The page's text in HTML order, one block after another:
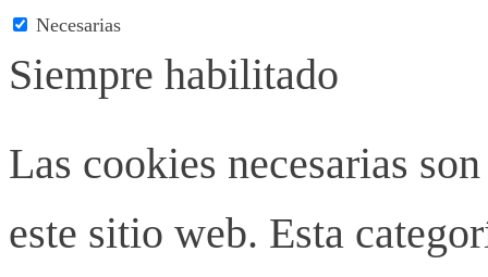
Necesarias
Siempre habilitado
Las cookies necesarias
este sitio web. Esta